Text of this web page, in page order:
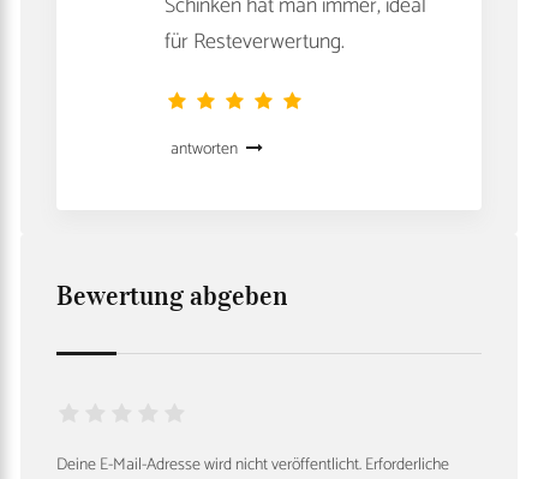
für Resteverwertung.
antworten
Bewertung abgeben
Deine E-Mail-Adresse wird nicht veröffentlicht.Erforderliche